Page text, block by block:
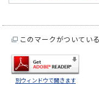
このマークがついてい
別ウィンドウで開きます